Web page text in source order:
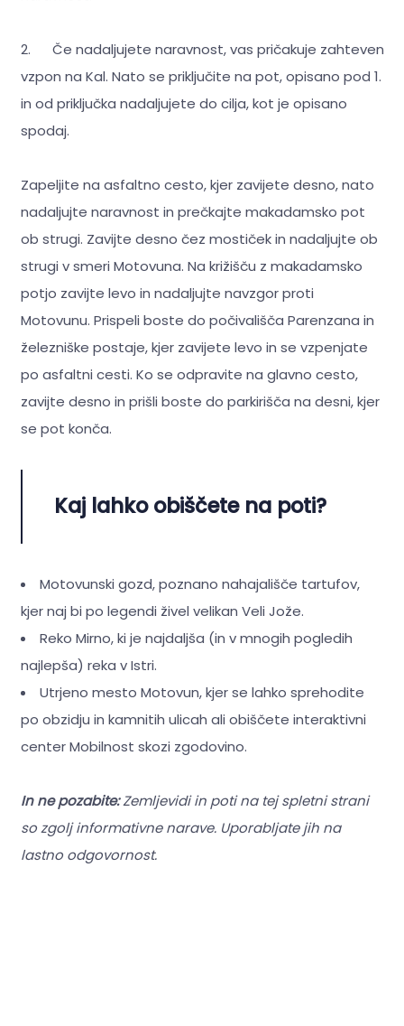
2. Če nadaljujete naravnost, vas pričakuje zahteven
vzpon na Kal. Nato se priključite na pot, opisano pod 1.
in od priključka nadaljujete do cilja, kot je opisano
spodaj.
Zapeljite na asfaltno cesto, kjer zavijete desno, nato
nadaljujte naravnost in prečkajte makadamsko pot
ob strugi. Zavijte desno čez mostiček in nadaljujte ob
strugi v smeri Motovuna. Na križišču z makadamsko
potjo zavijte levo in nadaljujte navzgor proti
Motovunu. Prispeli boste do počivališča Parenzana in
železniške postaje, kjer zavijete levo in se vzpenjate
po asfaltni cesti. Ko se odpravite na glavno cesto,
zavijte desno in prišli boste do parkirišča na desni, kjer
se pot konča.
Kaj lahko obiščete na poti?
Motovunski gozd, poznano nahajališče tartufov,
kjer naj bi po legendi živel velikan Veli Jože.
Reko Mirno, ki je najdaljša (in v mnogih pogledih
najlepša) reka v Istri.
Utrjeno mesto Motovun, kjer se lahko sprehodite
po obzidju in kamnitih ulicah ali obiščete interaktivni
center Mobilnost skozi zgodovino.
In ne pozabite:Zemljevidi in poti na tej spletni strani
so zgolj informativne narave. Uporabljate jih na
lastno odgovornost.